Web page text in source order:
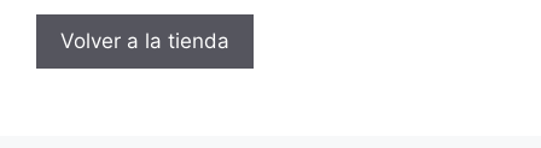
Volver a la tienda